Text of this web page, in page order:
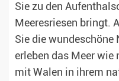
Sie zu den
Meeresriesen bringt.
Sie die wundeschöne
erleben das Meer wie
mit Walen in ihrem